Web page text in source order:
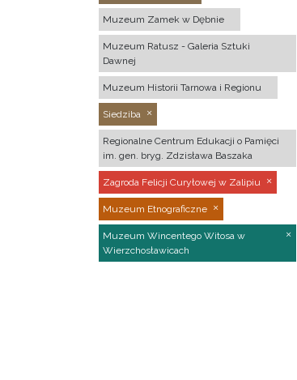
Muzeum Zamek w Dębnie
Muzeum Ratusz - Galeria Sztuki
Dawnej
Muzeum Historii Tarnowa i Regionu
Siedziba
Regionalne Centrum Edukacji o Pamięci
im. gen. bryg. Zdzisława Baszaka
Zagroda Felicji Curyłowej w Zalipiu
Muzeum Etnograficzne
Muzeum Wincentego Witosa w
Wierzchosławicach